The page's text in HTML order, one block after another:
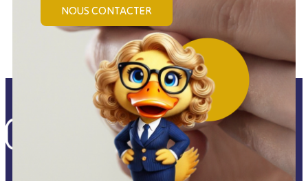
NOUS CONTACTER